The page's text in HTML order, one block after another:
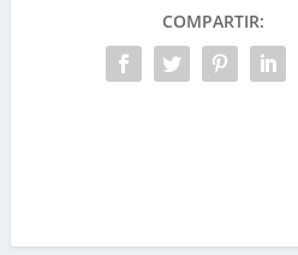
COMPARTIR: